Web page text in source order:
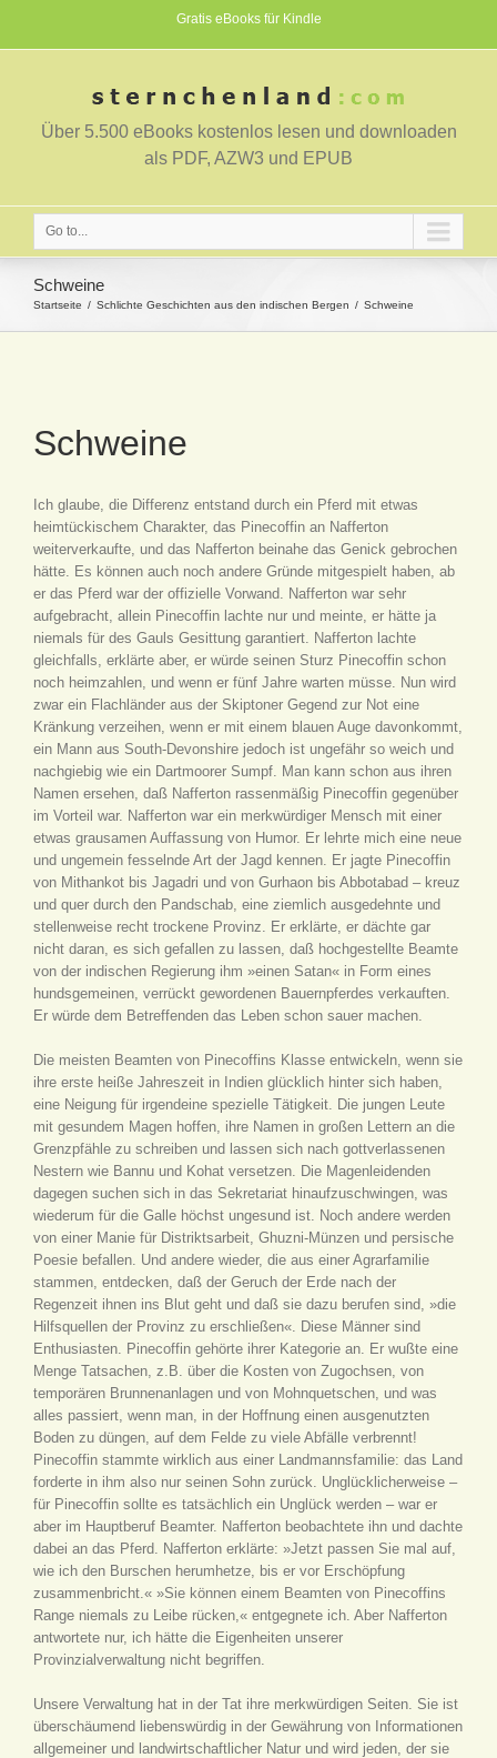
Gratis eBooks für Kindle
Über 5.500 eBooks kostenlos lesen und downloaden
als PDF, AZW3 und EPUB
Go to...
Schweine
Startseite Schlichte Geschichten aus den indischen Bergen Schweine
Schweine
Ich glaube, die Differenz entstand durch ein Pferd mit etwas
heimtückischem Charakter, das Pinecoffin an Nafferton
weiterverkaufte, und das Nafferton beinahe das Genick gebrochen
hätte. Es können auch noch andere Gründe mitgespielt haben, ab
er das Pferd war der offizielle Vorwand. Nafferton war sehr
aufgebracht, allein Pinecoffin lachte nur und meinte, er hätte ja
niemals für des Gauls Gesittung garantiert. Nafferton lachte
gleichfalls, erklärte aber, er würde seinen Sturz Pinecoffin schon
noch heimzahlen, und wenn er fünf Jahre warten müsse. Nun wird
zwar ein Flachländer aus der Skiptoner Gegend zur Not eine
Kränkung verzeihen, wenn er mit einem blauen Auge davonkommt,
ein Mann aus South-Devonshire jedoch ist ungefähr so weich und
nachgiebig wie ein Dartmoorer Sumpf. Man kann schon aus ihren
Namen ersehen, daß Nafferton rassenmäßig Pinecoffin gegenüber
im Vorteil war. Nafferton war ein merkwürdiger Mensch mit einer
etwas grausamen Auffassung von Humor. Er lehrte mich eine neue
und ungemein fesselnde Art der Jagd kennen. Er jagte Pinecoffin
von Mithankot bis Jagadri und von Gurhaon bis Abbotabad – kreuz
und quer durch den Pandschab, eine ziemlich ausgedehnte und
stellenweise recht trockene Provinz. Er erklärte, er dächte gar
nicht daran, es sich gefallen zu lassen, daß hochgestellte Beamte
von der indischen Regierung ihm »einen Satan« in Form eines
hundsgemeinen, verrückt gewordenen Bauernpferdes verkauften.
Er würde dem Betreffenden das Leben schon sauer machen.
Die meisten Beamten von Pinecoffins Klasse entwickeln, wenn sie
ihre erste heiße Jahreszeit in Indien glücklich hinter sich haben,
eine Neigung für irgendeine spezielle Tätigkeit. Die jungen Leute
mit gesundem Magen hoffen, ihre Namen in großen Lettern an die
Grenzpfähle zu schreiben und lassen sich nach gottverlassenen
Nestern wie Bannu und Kohat versetzen. Die Magenleidenden
dagegen suchen sich in das Sekretariat hinaufzuschwingen, was
wiederum für die Galle höchst ungesund ist. Noch andere werden
von einer Manie für Distriktsarbeit, Ghuzni-Münzen und persische
Poesie befallen. Und andere wieder, die aus einer Agrarfamilie
stammen, entdecken, daß der Geruch der Erde nach der
Regenzeit ihnen ins Blut geht und daß sie dazu berufen sind, »die
Hilfsquellen der Provinz zu erschließen«. Diese Männer sind
Enthusiasten. Pinecoffin gehörte ihrer Kategorie an. Er wußte eine
Menge Tatsachen, z.B. über die Kosten von Zugochsen, von
temporären Brunnenanlagen und von Mohnquetschen, und was
alles passiert, wenn man, in der Hoffnung einen ausgenutzten
Boden zu düngen, auf dem Felde zu viele Abfälle verbrennt!
Pinecoffin stammte wirklich aus einer Landmannsfamilie: das Land
forderte in ihm also nur seinen Sohn zurück. Unglücklicherweise –
für Pinecoffin sollte es tatsächlich ein Unglück werden – war er
aber im Hauptberuf Beamter. Nafferton beobachtete ihn und dachte
dabei an das Pferd. Nafferton erklärte: »Jetzt passen Sie mal auf,
wie ich den Burschen herumhetze, bis er vor Erschöpfung
zusammenbricht.« »Sie können einem Beamten von Pinecoffins
Range niemals zu Leibe rücken,« entgegnete ich. Aber Nafferton
antwortete nur, ich hätte die Eigenheiten unserer
Provinzialverwaltung nicht begriffen.
Unsere Verwaltung hat in der Tat ihre merkwürdigen Seiten. Sie ist
überschäumend liebenswürdig in der Gewährung von Informationen
allgemeiner und landwirtschaftlicher Natur und wird jeden, der sie